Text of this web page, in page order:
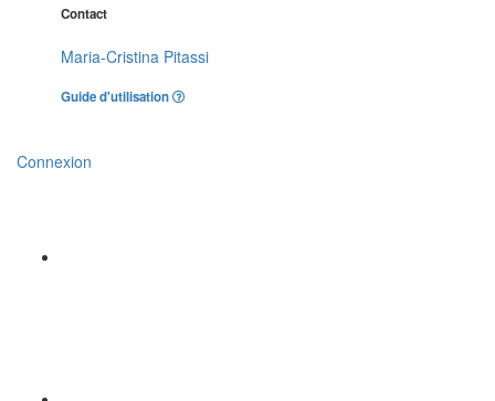
Contact
Maria-Cristina Pitassi
Guide d'utilisation
Connexion